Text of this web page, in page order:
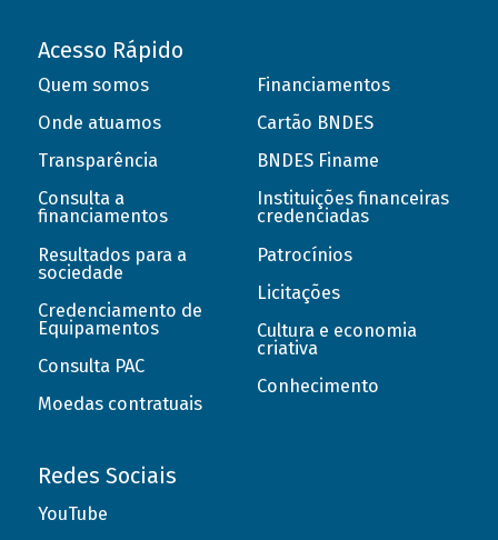
Acesso Rápido
Quem somos
Onde atuamos
Transparência
Consulta a
financiamentos
Resultados para a
sociedade
Credenciamento de
Equipamentos
Consulta PAC
Moedas contratuais
Financiamentos
Cartão BNDES
BNDES Finame
Instituições financeiras
credenciadas
Patrocínios
Licitações
Cultura e economia
criativa
Conhecimento
Redes Sociais
YouTube